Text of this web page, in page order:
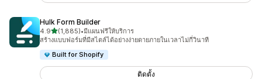
Hulk Form Builder
4.9เต็ม 5 ดาว
(1,885)
ทั้งหมด 1885 รีวิว
•มีแผนฟรีให้บริการ
สร้างแบบฟอร์มที่มีสไตล์ได้อย่างง่ายดายภายในเวลาไม่กี่วินาที
Built for Shopify
ติดตั้ง